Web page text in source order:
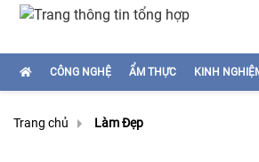
CÔNG NGHỆ ẨM THỰC KINH
Trang chủ Làm Đẹp